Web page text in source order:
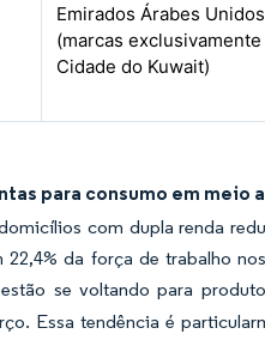
Emirados Árabes
(marcas
Cidade do Kuwait)
para consumo em meio
com dupla renda
da força de trabalho
se voltando para
Essa tendência é